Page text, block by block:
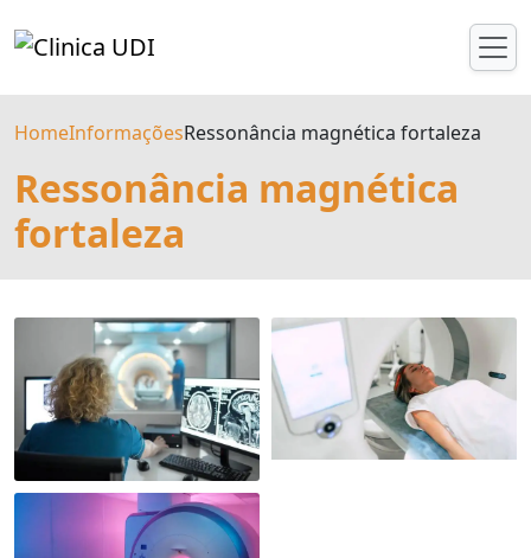
HomeInformaçõesRessonância magnética fortaleza
Ressonância magnética
fortaleza